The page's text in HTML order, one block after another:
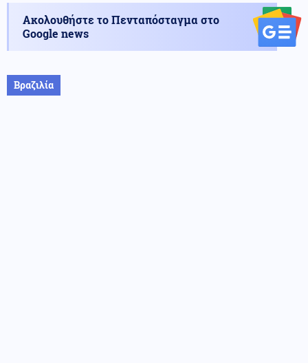
Ακολουθήστε το Πενταπόσταγμα στο
Google news
Βραζιλία